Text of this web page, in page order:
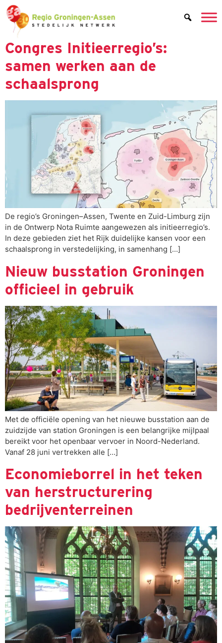
de
inhoud
Congres Initieerregio’s:
samen werken aan de
schaalsprong
De regio’s Groningen–Assen, Twente en Zuid-Limburg zijn
in de Ontwerp Nota Ruimte aangewezen als initieerregio’s.
In deze gebieden ziet het Rijk duidelijke kansen voor een
schaalsprong in verstedelijking, in samenhang […]
Nieuw busstation Groningen
officieel in gebruik
Met de officiële opening van het nieuwe busstation aan de
zuidzijde van station Groningen is een belangrijke mijlpaal
bereikt voor het openbaar vervoer in Noord-Nederland.
Vanaf 28 juni vertrekken alle […]
Economieborrel in het teken
van herstructurering
bedrijventerreinen